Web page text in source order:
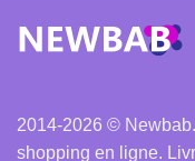
2014-2026 ©
shopping en ligne.